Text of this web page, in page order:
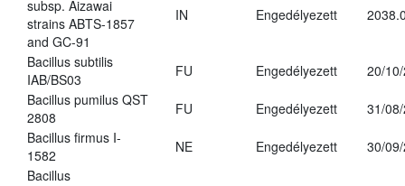
subsp. Aizawai
strains ABTS-1857
and GC-91
IN Engedélyezett
Bacillus subtilis
IAB/BS03
FU Engedélyezett
20/
Bacillus pumilus QST
2808
FU Engedélyezett
31/
Bacillus firmus I-
1582
NE Engedélyezett
30/
Bacillus